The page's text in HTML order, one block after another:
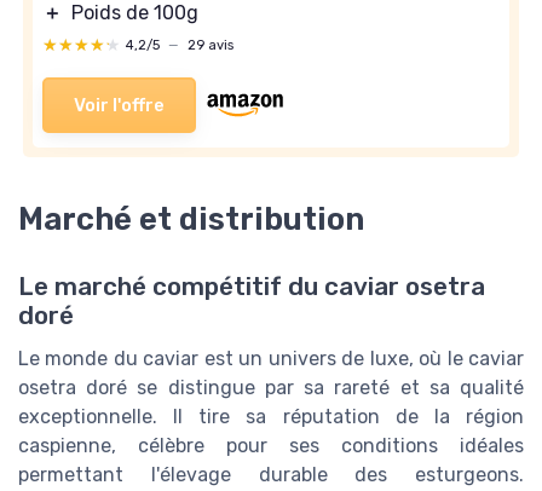
＋
Poids de 100g
★★★★★
★★★★★ 4,2/5 — 29 avis
Voir l'offre
Marché et distribution
Le marché compétitif du caviar osetra
doré
Le monde du caviar est un univers de luxe, où le caviar
osetra doré se distingue par sa rareté et sa qualité
exceptionnelle. Il tire sa réputation de la région
caspienne, célèbre pour ses conditions idéales
permettant l'élevage durable des esturgeons.